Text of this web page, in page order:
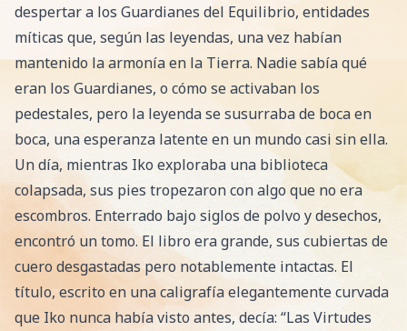
despertar a los Guardianes del Equilibrio, entidades
míticas que, según las leyendas, una vez habían
mantenido la armonía en la Tierra. Nadie sabía qué
eran los Guardianes, o cómo se activaban los
pedestales, pero la leyenda se susurraba de boca en
boca, una esperanza latente en un mundo casi sin ella.
Un día, mientras Iko exploraba una biblioteca
colapsada, sus pies tropezaron con algo que no era
escombros. Enterrado bajo siglos de polvo y desechos,
encontró un tomo. El libro era grande, sus cubiertas de
cuero desgastadas pero notablemente intactas. El
título, escrito en una caligrafía elegantemente curvada
que Iko nunca había visto antes, decía: “Las Virtudes